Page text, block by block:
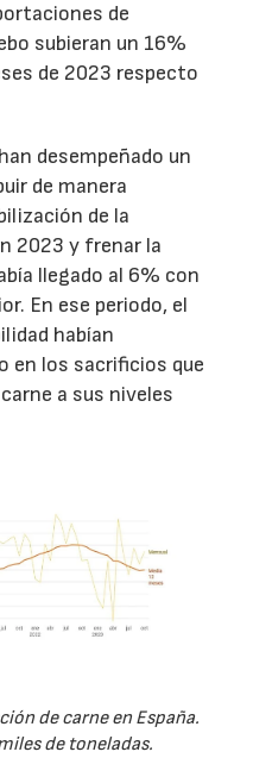
de
subieran un 16%
de 2023 respecto
desempeñado un
de manera
de la
2023 y frenar la
llegado al 6% con
En ese periodo, el
habían
en los sacrificios que
a sus niveles
de carne en España.
de toneladas.